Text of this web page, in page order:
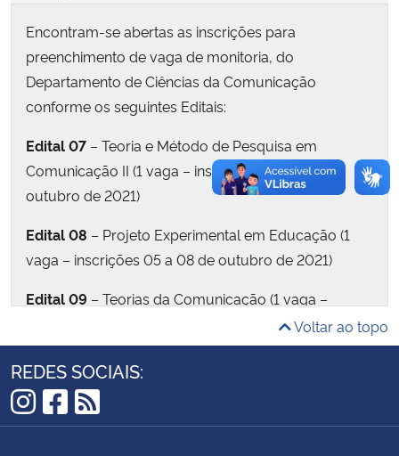
Secretaria de Governo
Gabinete de Segurança Institucional
Advocacia-Geral da União
Planalto
Encontram-se abertas as inscrições para
preenchimento de vaga de monitoria, do
Departamento de Ciências da Comunicação
conforme os seguintes Editais:
Edital 07 – Teoria e Método de Pesquisa em
Comunicação II (1 vaga – inscrições 04 a 07 de
outubro de 2021)
Edital 08 – Projeto Experimental em Educação (1
vaga – inscrições 05 a 08 de outubro de 2021)
Edital 09 – Teorias da Comunicação (1 vaga –
inscrições 04 a 08 de outubro de 2021)
Especificidades das vagas e detalhes das seleções
devem ser verificadas nos editais.
Voltar ao topo
REDES SOCIAIS:
Instagram
Facebook
RSS